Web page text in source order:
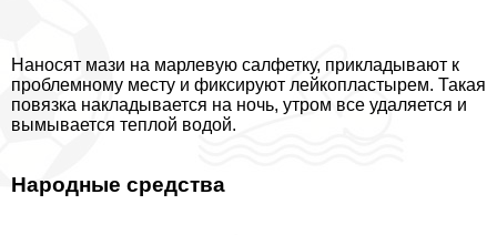
Наносят мази на марлевую салфетку, прикладывают к
проблемному месту и фиксируют лейкопластырем. Такая
повязка накладывается на ночь, утром все удаляется и
вымывается теплой водой.
Народные средства